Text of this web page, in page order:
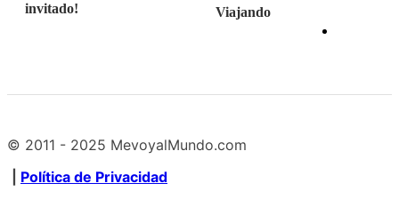
invitado!
Viajando
© 2011 - 2025 MevoyalMundo.com
Política de Privacidad